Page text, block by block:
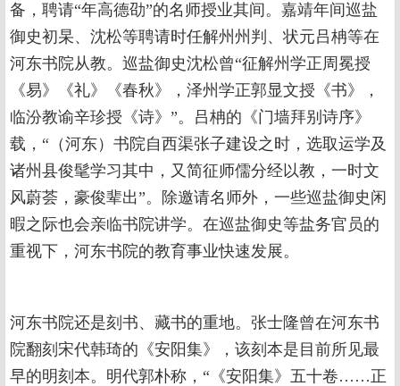
备，聘请“年高德劭”的名师授业其间。嘉靖年间巡盐
御史初杲、沈松等聘请时任解州州判、状元吕柟等在
河东书院从教。巡盐御史沈松曾“征解州学正周冕授
《易》《礼》《春秋》，泽州学正郭显文授《书》，
临汾教谕辛珍授《诗》”。吕柟的《门墙拜别诗序》
载，“（河东）书院自西渠张子建设之时，选取运学及
诸州县俊髦学习其中，又简征师儒分经以教，一时文
风蔚荟，豪俊辈出”。除邀请名师外，一些巡盐御史闲
暇之际也会亲临书院讲学。在巡盐御史等盐务官员的
重视下，河东书院的教育事业快速发展。
河东书院还是刻书、藏书的重地。张士隆曾在河东书
院翻刻宋代韩琦的《安阳集》，该刻本是目前所见最
早的明刻本。明代郭朴称，“《安阳集》五十卷……正